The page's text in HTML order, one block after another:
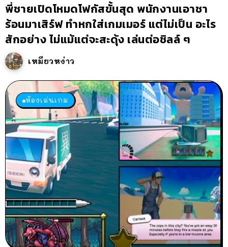
พี่ชายเปิดโหมดโฟกัสขั้นสุด พนักงานเอาชา
ร้อนมาเสิร์ฟ ทำหกใส่เกมเมอร์ แต่ไม่เป็น อะไร
สักอย่าง ไม่แม้แต่จะสะดุ้ง เล่นต่อชิลล์ ๆ
เหมียวหง่าว
ห้องเล่นเกม